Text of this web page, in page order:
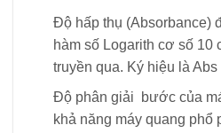
Độ hấp thụ (Absorbance)
hàm số Logarith cơ số 10
truyền qua. Ký hiệu là Abs
Độ phân giải bước của
khả năng máy quang